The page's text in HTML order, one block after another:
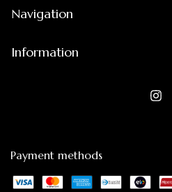
Navigation
Information
Payment methods